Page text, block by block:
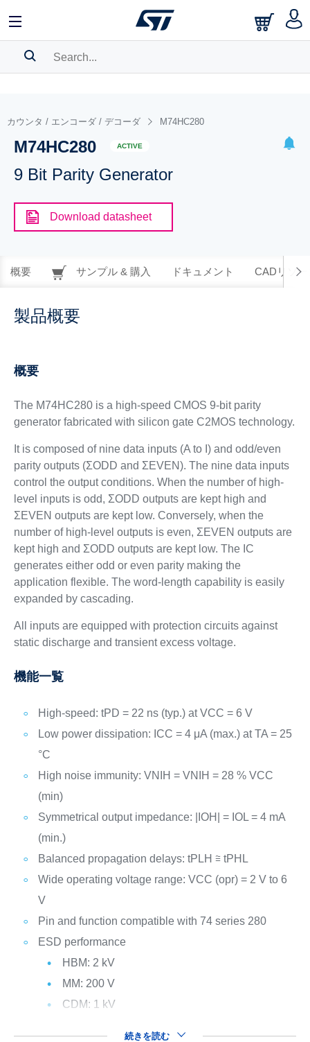
BOOKMARK
Please log into show your saved searches.
カウンタ / エンコーダ / デコーダ M74HC280
M74HC280 ACTIVE
9 Bit Parity Generator
Download datasheet
概要 サンプル & 購入 ドキュメント CADリソー
製品概要
概要
The M74HC280 is a high-speed CMOS 9-bit parity
generator fabricated with silicon gate C2MOS technology.
It is composed of nine data inputs (A to I) and odd/even
parity outputs (ΣODD and ΣEVEN). The nine data inputs
control the output conditions. When the number of high-
level inputs is odd, ΣODD outputs are kept high and
ΣEVEN outputs are kept low. Conversely, when the
number of high-level outputs is even, ΣEVEN outputs are
kept high and ΣODD outputs are kept low. The IC
generates either odd or even parity making the
application flexible. The word-length capability is easily
expanded by cascading.
All inputs are equipped with protection circuits against
static discharge and transient excess voltage.
機能一覧
High-speed: tPD = 22 ns (typ.) at VCC = 6 V
Low power dissipation: ICC = 4 μA (max.) at TA = 25
°C
High noise immunity: VNIH = VNIH = 28 % VCC
(min)
Symmetrical output impedance: |IOH| = IOL = 4 mA
(min.)
Balanced propagation delays: tPLH ≅ tPHL
Wide operating voltage range: VCC (opr) = 2 V to 6
V
Pin and function compatible with 74 series 280
ESD performance
HBM: 2 kV
MM: 200 V
CDM: 1 kV
続きを読む